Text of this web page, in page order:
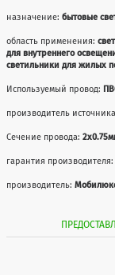
назначение:бытовые
область применения:
для внутреннего
светильники для жилых
Используемый провод:
производитель
Сечение провода:
гарантия
производитель: